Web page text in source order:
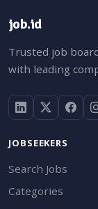
job.id
Trusted job
with leading
JOBSEEKERS
Search Jobs
Categories